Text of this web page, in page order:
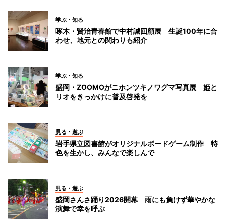
学ぶ・知る
啄木・賢治青春館で中村誠回顧展 生誕100年に合
わせ、地元との関わりも紹介
学ぶ・知る
盛岡・ZOOMOがニホンツキノワグマ写真展 姫と
リオをきっかけに普及啓発を
見る・遊ぶ
岩手県立図書館がオリジナルボードゲーム制作 特
色を生かし、みんなで楽しんで
見る・遊ぶ
盛岡さんさ踊り2026開幕 雨にも負けず華やかな
演舞で幸を呼ぶ